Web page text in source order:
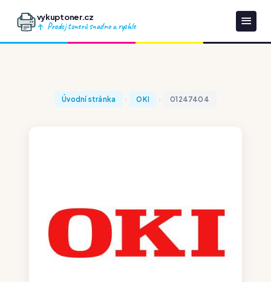
vykuptoner.cz
Prodej tonerů snadno a rychle
Úvodní stránka OKI 01247404